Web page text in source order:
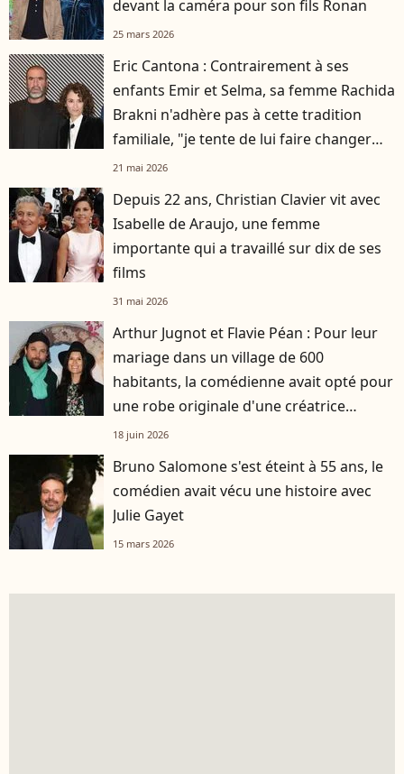
devant la caméra pour son fils Ronan
25 mars 2026
Eric Cantona : Contrairement à ses
enfants Emir et Selma, sa femme Rachida
Brakni n'adhère pas à cette tradition
familiale, "je tente de lui faire changer
d'avis"
21 mai 2026
Depuis 22 ans, Christian Clavier vit avec
Isabelle de Araujo, une femme
importante qui a travaillé sur dix de ses
films
31 mai 2026
Arthur Jugnot et Flavie Péan : Pour leur
mariage dans un village de 600
habitants, la comédienne avait opté pour
une robe originale d'une créatrice
française
18 juin 2026
Bruno Salomone s'est éteint à 55 ans, le
comédien avait vécu une histoire avec
Julie Gayet
15 mars 2026